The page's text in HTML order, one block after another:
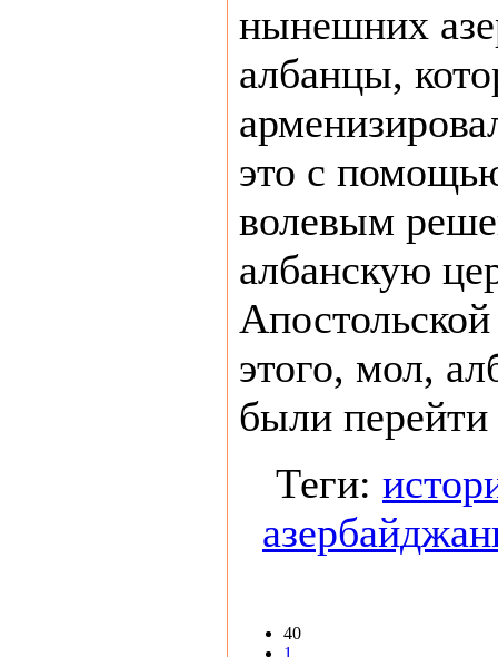
нынешних
албанцы,
это с
волевым
албанскую
этого, мол,
были перейти
Теги:
40
1